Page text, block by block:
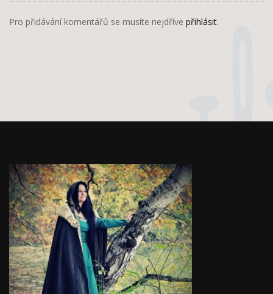
Pro přidávání komentářů se musíte nejdříve přihlásit.